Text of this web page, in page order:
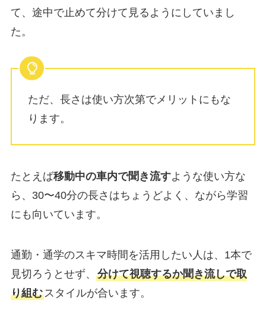
て、途中で止めて分けて見るようにしていまし
た。
ただ、長さは使い方次第でメリットにもな
ります。
たとえば移動中の車内で聞き流すような使い方な
ら、30〜40分の長さはちょうどよく、ながら学習
にも向いています。
通勤・通学のスキマ時間を活用したい人は、1本で
見切ろうとせず、 分けて視聴するか聞き流しで取
り組むスタイルが合います。